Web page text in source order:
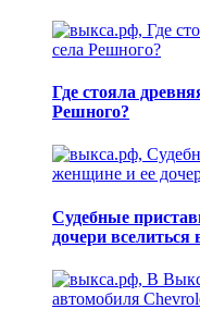
Где стояла
Решного?
Судебные
дочери вселиться